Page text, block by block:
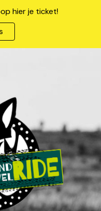
hier je ticket!